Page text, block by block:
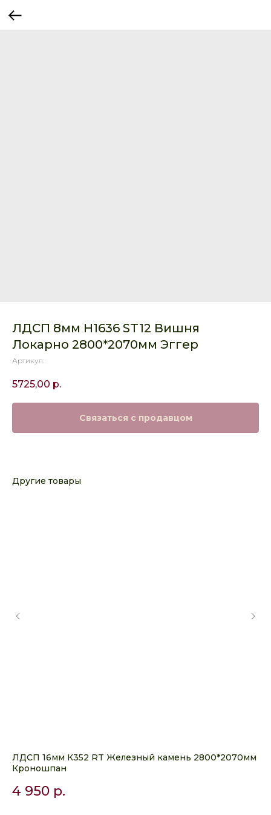
ЛДСП 8мм H1636 ST12 Вишня
Локарно 2800*2070мм Эггер
Артикул:
5725,00 р.
Связаться с продавцом
Другие товары
ЛДСП 16мм К352 RT Железный камень 2800*2070мм
Кроношпан
4 950 р.